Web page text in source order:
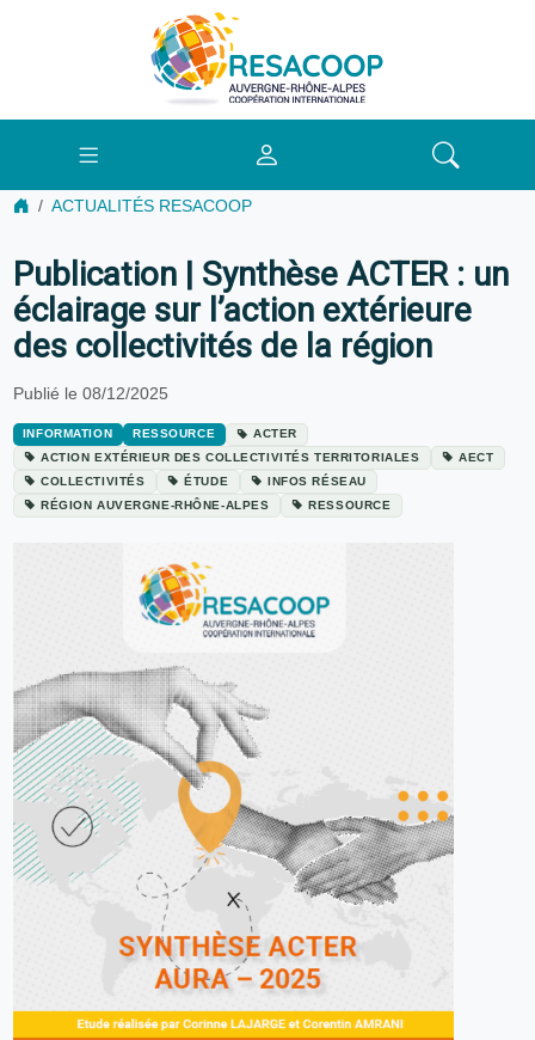
ACTUALITÉS RESACOOP
Publication | Synthèse ACTER : un
éclairage sur l’action extérieure
des collectivités de la région
Publié le 08/12/2025
INFORMATION RESSOURCE
ACTER
ACTION EXTÉRIEUR DES COLLECTIVITÉS TERRITORIALES
AECT
COLLECTIVITÉS
ÉTUDE
INFOS RÉSEAU
RÉGION AUVERGNE-RHÔNE-ALPES
RESSOURCE